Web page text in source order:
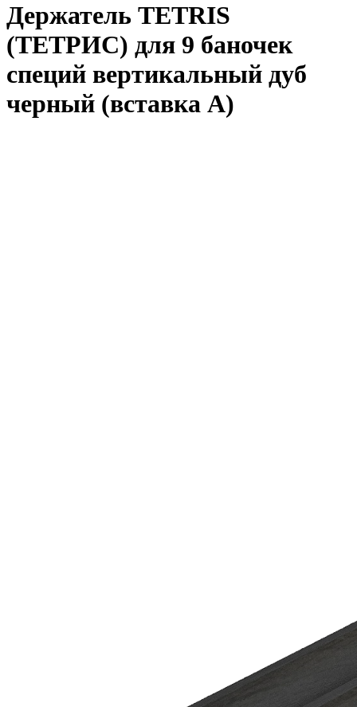
Держатель TETRIS
(ТЕТРИС) для 9 баночек
специй вертикальный дуб
черный (вставка А)